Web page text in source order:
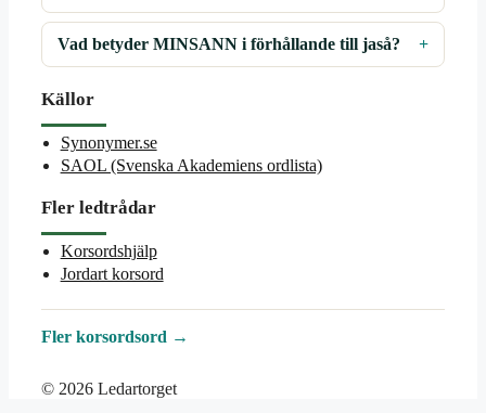
Vad betyder MINSANN i förhållande till jaså?
Källor
Synonymer.se
SAOL (Svenska Akademiens ordlista)
Fler ledtrådar
Korsordshjälp
Jordart korsord
Fler korsordsord →
© 2026 Ledartorget